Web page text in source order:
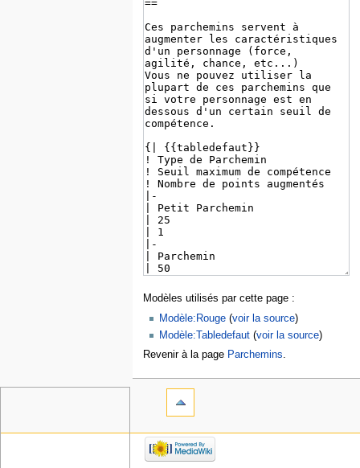
Modèles utilisés par cette page :
Modèle:Rouge (voir la source)
Modèle:Tabledefaut (voir la source)
Revenir à la page Parchemins